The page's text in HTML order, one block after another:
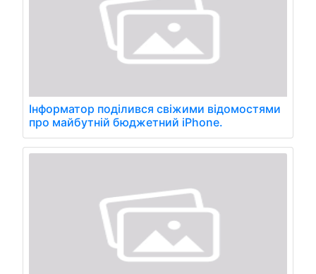
Інформатор поділився свіжими відомостями
про майбутній бюджетний iPhone.